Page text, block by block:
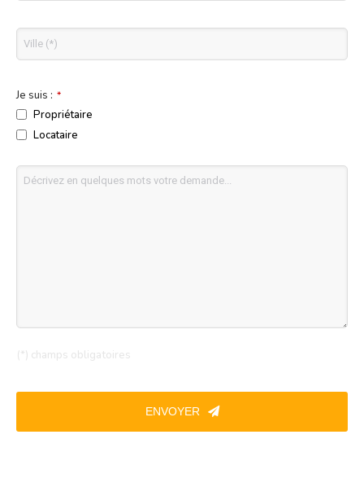
Je suis : *
Propriétaire
Locataire
(*) champs obligatoires
ENVOYER